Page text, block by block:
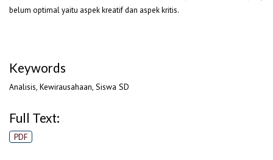
belum optimal yaitu aspek kreatif dan aspek kritis.
Keywords
Analisis, Kewirausahaan, Siswa SD
Full Text:
PDF